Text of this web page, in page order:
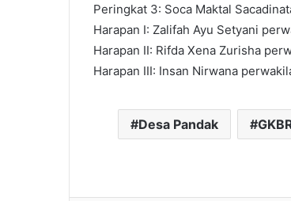
Peringkat 3: Soca Maktal
Harapan I: Zalifah Ayu Setyani
Harapan II: Rifda Xena Zurisha
Harapan III: Insan Nirwana
Desa Pandak